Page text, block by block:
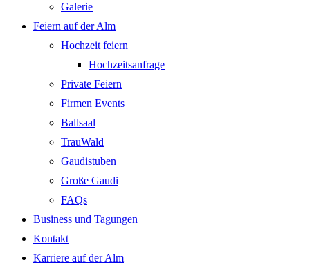
Galerie
Feiern auf der Alm
Hochzeit feiern
Hochzeitsanfrage
Private Feiern
Firmen Events
Ballsaal
TrauWald
Gaudistuben
Große Gaudi
FAQs
Business und Tagungen
Kontakt
Karriere auf der Alm